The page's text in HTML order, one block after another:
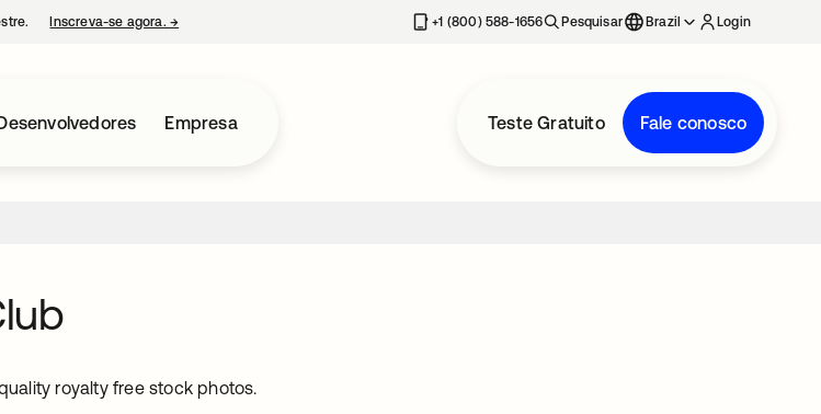
Inscreva-se agora. → +1 (800) 588-1656 Pesquisar Brazil Login
Empresa Teste Gratuito Fale conosco
royalty free stock photos.